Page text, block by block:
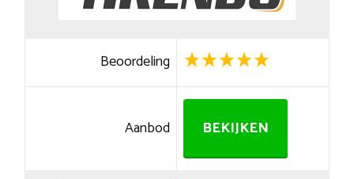
Beoordeling
Aanbod BEKIJKEN